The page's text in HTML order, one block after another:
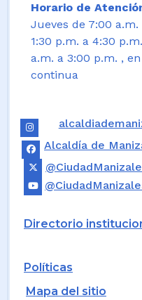
Horario de
Jueves de 7:00 a.m.
1:30 p.m. a 4:30
a.m. a 3:00 p.m. ,
continua
Alcaldía de
Directorio
Políticas
Mapa del sitio